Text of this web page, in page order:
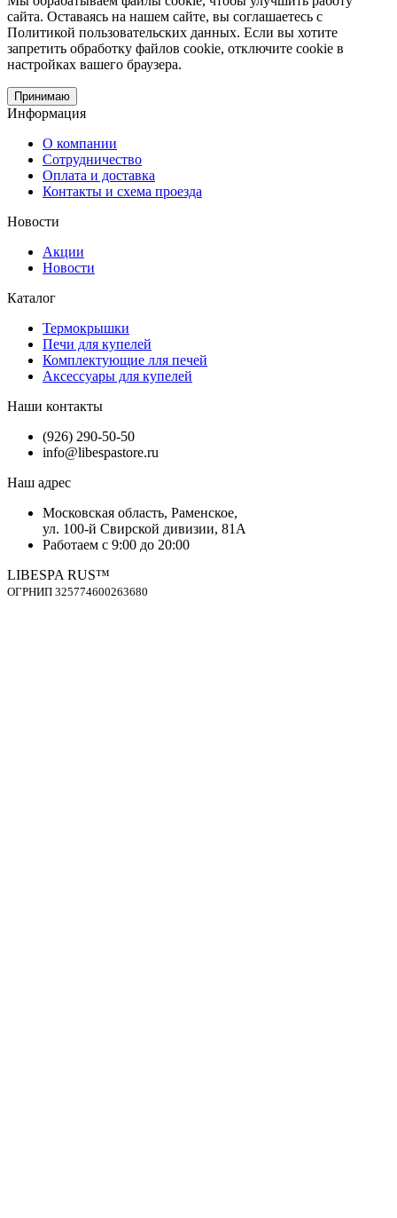
сайта. Оставаясь на нашем сайте, вы соглашаетесь с
Политикой пользовательских данных. Если вы хотите
запретить обработку файлов cookie, отключите cookie в
настройках вашего браузера.
Принимаю
Информация
О компании
Сотрудничество
Оплата и доставка
Контакты и схема проезда
Новости
Акции
Новости
Каталог
Термокрышки
Печи для купелей
Комплектующие лля печей
Аксессуары для купелей
Наши контакты
(926) 290-50-50
info@libespastore.ru
Наш адрес
Mосковская область, Раменское,
ул. 100-й Свирской дивизии, 81А
Работаем с 9:00 до 20:00
LIBESPA RUS™
OГPНИП 325774600263680